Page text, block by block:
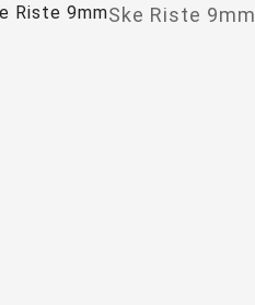
Ske Riste 9mm